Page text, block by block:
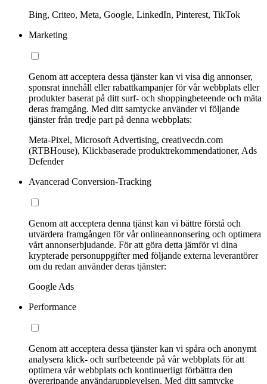
Bing, Criteo, Meta, Google, LinkedIn, Pinterest, TikTok
Marketing
Genom att acceptera dessa tjänster kan vi visa dig annonser,
sponsrat innehåll eller rabattkampanjer för vår webbplats eller
produkter baserat på ditt surf- och shoppingbeteende och mäta
deras framgång. Med ditt samtycke använder vi följande
tjänster från tredje part på denna webbplats:
Meta-Pixel, Microsoft Advertising, creativecdn.com
(RTBHouse), Klickbaserade produktrekommendationer, Ads
Defender
Avancerad Conversion-Tracking
Genom att acceptera denna tjänst kan vi bättre förstå och
utvärdera framgången för vår onlineannonsering och optimera
vårt annonserbjudande. För att göra detta jämför vi dina
krypterade personuppgifter med följande externa leverantörer
om du redan använder deras tjänster:
Google Ads
Performance
Genom att acceptera dessa tjänster kan vi spåra och anonymt
analysera klick- och surfbeteende på vår webbplats för att
optimera vår webbplats och kontinuerligt förbättra den
övergripande användarupplevelsen. Med ditt samtycke